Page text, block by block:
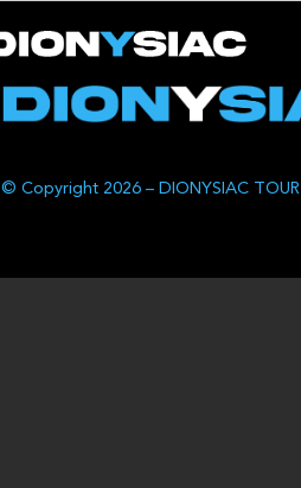
© Copyright 2026 – DIONYSIAC TOUR